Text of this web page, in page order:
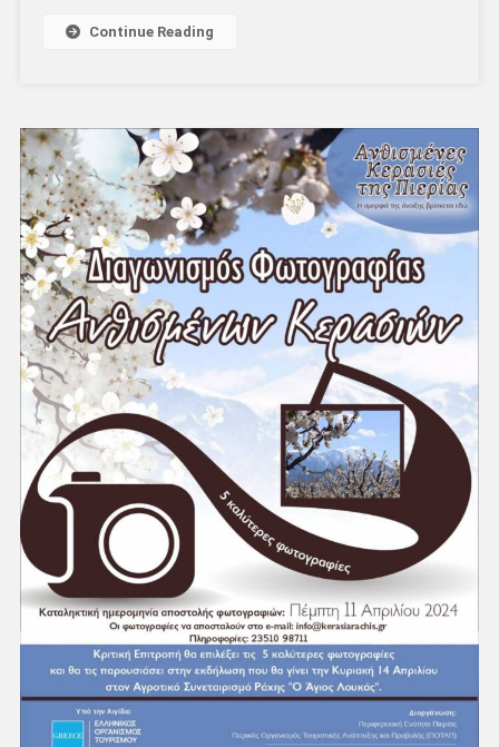
Continue Reading